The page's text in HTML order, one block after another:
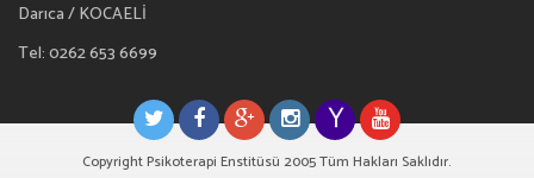
Darıca / KOCAELİ
Tel: 0262 653 6699
Copyright Psikoterapi Enstitüsü 2005 Tüm Hakları Saklıdır.